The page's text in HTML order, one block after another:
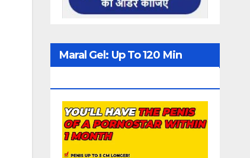
Maral Gel: Up To 120 Min